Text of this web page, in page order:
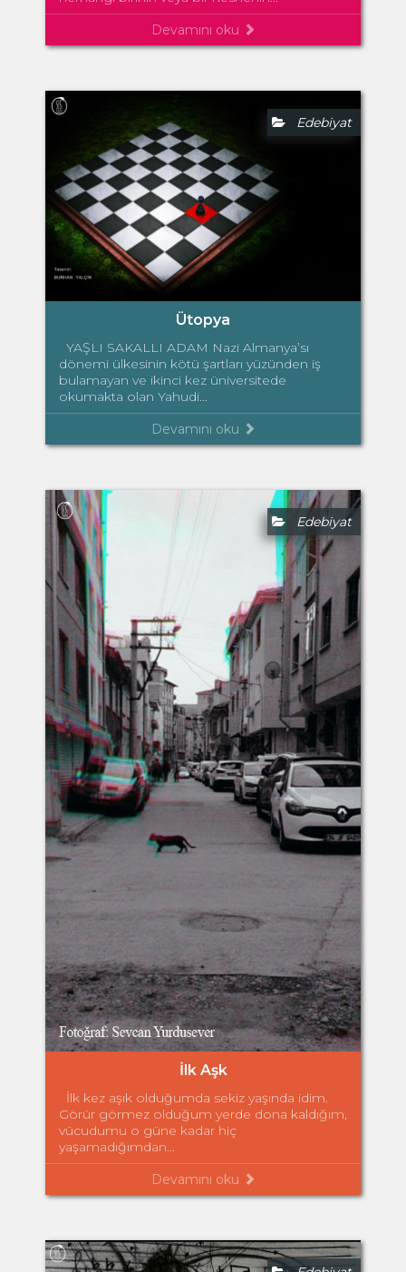
Devamını oku
Edebiyat
Ütopya
YAŞLI SAKALLI ADAM Nazi Almanya’sı
dönemi ülkesinin kötü şartları yüzünden iş
bulamayan ve ikinci kez üniversitede
okumakta olan Yahudi...
Devamını oku
Edebiyat
İlk Aşk
İlk kez aşık olduğumda sekiz yaşında idim.
Görür görmez olduğum yerde dona kaldığım,
vücudumu o güne kadar hiç
yaşamadığımdan...
Devamını oku